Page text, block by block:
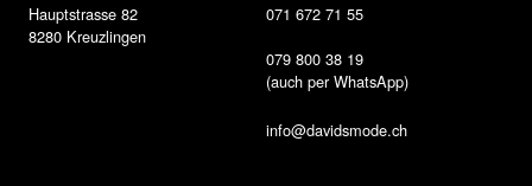
Hauptstrasse 82
8280 Kreuzlingen
071 672 71 55
079 800 38 19
(auch per WhatsApp)
info@davidsmode.ch